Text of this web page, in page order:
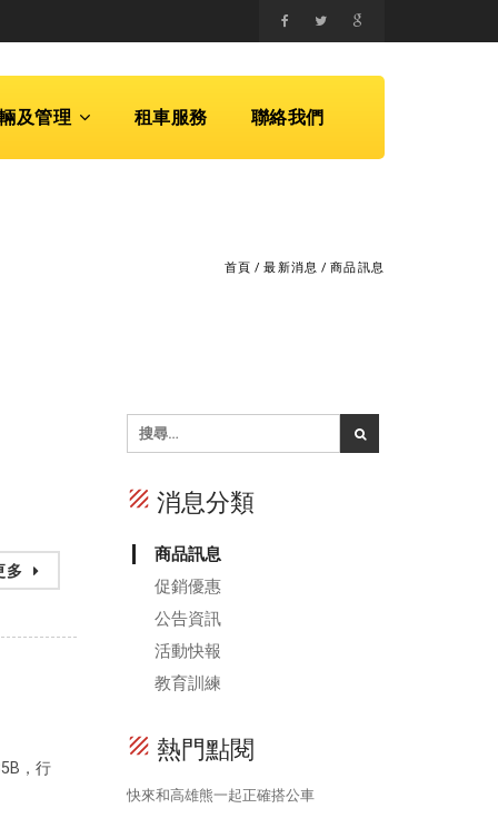
及管理 租車服務 聯絡我們
首頁 /最新消息 /商品訊息
多
，行
texture 消息分類
商品訊息
促銷優惠
公告資訊
活動快報
教育訓練
texture 熱門點閱
快來和高雄熊一起正確搭公車